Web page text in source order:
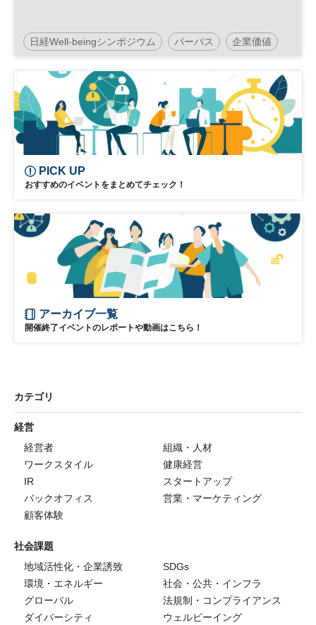
日経Well-beingシンポジウム パーパス 企業価値
ウェルビーイング 経営
PICK UP
おすすめのイベントをまとめてチェック！
アーカイブ一覧
開催終了イベントのレポートや動画はこちら！
カテゴリ
経営
経営者
組織・人材
ワークスタイル
健康経営
IR
スタートアップ
バックオフィス
営業・マーケティング
顧客体験
社会課題
地域活性化・企業誘致
SDGs
環境・エネルギー
社会・公共・インフラ
グローバル
法規制・コンプライアンス
ダイバーシティ
ウェルビーイング